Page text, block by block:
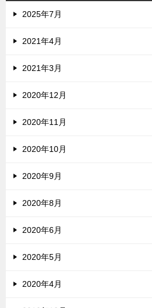
2025年7月
2021年4月
2021年3月
2020年12月
2020年11月
2020年10月
2020年9月
2020年8月
2020年6月
2020年5月
2020年4月